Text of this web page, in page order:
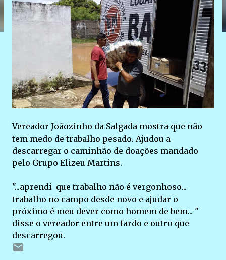
Vereador Joãozinho da Salgada mostra que não
tem medo de trabalho pesado. Ajudou a
descarregar o caminhão de doações mandado
pelo Grupo Elizeu Martins.
"...aprendi que trabalho não é vergonhoso...
trabalho no campo desde novo e ajudar o
próximo é meu dever como homem de bem... "
disse o vereador entre um fardo e outro que
descarregou.